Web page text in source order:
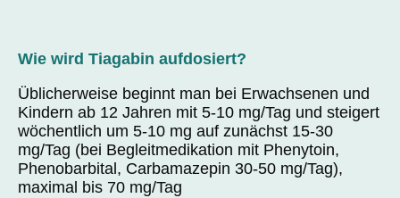
Wie wird Tiagabin aufdosiert?
Üblicherweise beginnt man bei Erwachsenen und
Kindern ab 12 Jahren mit 5-10 mg/Tag und steigert
wöchentlich um 5-10 mg auf zunächst 15-30
mg/Tag (bei Begleitmedikation mit Phenytoin,
Phenobarbital, Carbamazepin 30-50 mg/Tag),
maximal bis 70 mg/Tag